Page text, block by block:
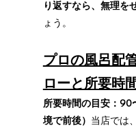
り返すなら、無理を
ょう。
プロの風呂配
ローと所要時間
所要時間の目安：90
境で前後） 当店では